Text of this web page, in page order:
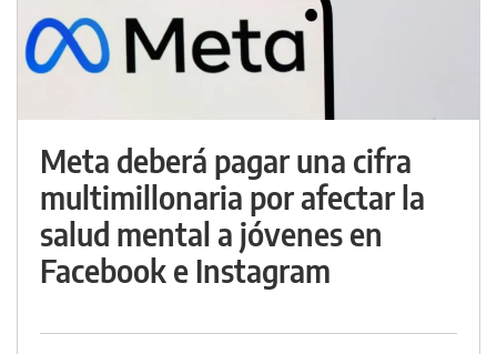
Meta deberá pagar una cifra
multimillonaria por afectar la
salud mental a jóvenes en
Facebook e Instagram